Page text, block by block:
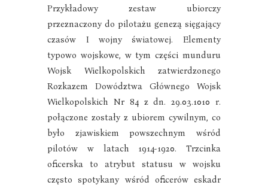
Przykładowy zestaw ubiorczy
przeznaczony do pilotażu genezą sięgający
czasów I wojny światowej. Elementy
typowo wojskowe, w tym części munduru
Wojsk Wielkopolskich zatwierdzonego
Rozkazem Dowództwa Głównego Wojsk
Wielkopolskich Nr 84 z dn. 29.03.1010 r.
połączone zostały z ubiorem cywilnym, co
było zjawiskiem powszechnym wśród
pilotów w latach 1914-1920. Trzcinka
oficerska to atrybut statusu w wojsku
często spotykany wśród oficerów eskadr